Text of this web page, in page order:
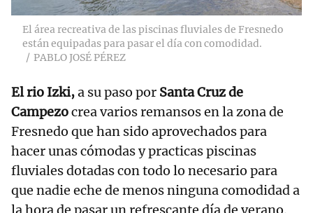
El área recreativa de las piscinas fluviales de Fresnedo
están equipadas para pasar el día con comodidad.
PABLO JOSÉ PÉREZ
El rio Izki,a su paso por Santa Cruz de
Campezocrea varios remansos en la zona de
Fresnedo que han sido aprovechados para
hacer unas cómodas y practicas piscinas
fluviales dotadas con todo lo necesario para
que nadie eche de menos ninguna comodidad a